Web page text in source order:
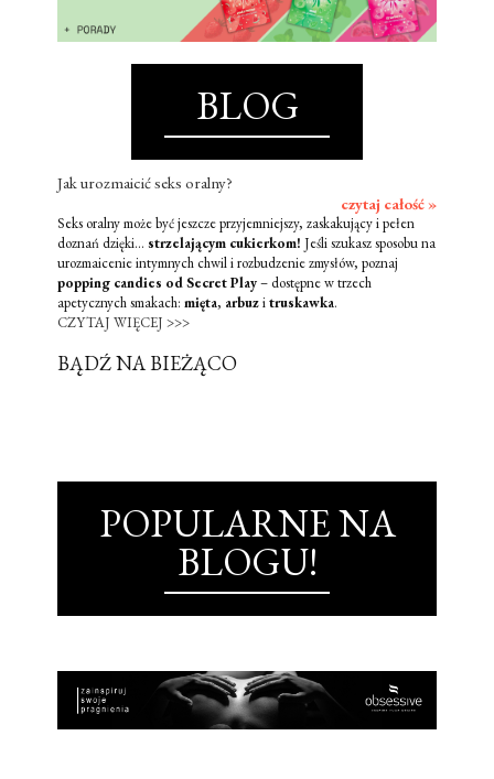
BLOG
Jak urozmaicić seks oralny?
czytaj całość »
Seks oralny może być jeszcze przyjemniejszy, zaskakujący i pełen
doznań dzięki... strzelającym cukierkom! Jeśli szukasz sposobu na
urozmaicenie intymnych chwil i rozbudzenie zmysłów, poznaj
popping candies od Secret Play– dostępne w trzech
apetycznych smakach: mięta, arbuzitruskawka.
CZYTAJ WIĘCEJ >>>
BĄDŹ NA BIEŻĄCO
POPULARNE NA
BLOGU!